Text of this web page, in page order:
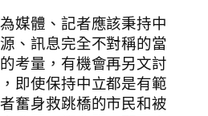
媒體、記者應該秉持中
、訊息完全不對稱的當
考量，有機會再另文討
即使保持中立都是有範
奮身救跳橋的市民和被